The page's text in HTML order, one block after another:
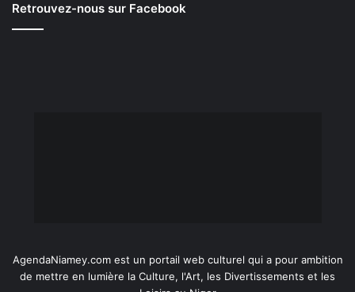
Retrouvez-nous sur Facebook
AgendaNiamey.com est un portail web culturel qui a pour ambition
de mettre en lumière la Culture, l'Art, les Divertissements et les